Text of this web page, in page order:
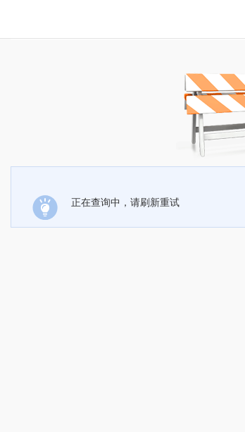
正在查询中，请刷新重试